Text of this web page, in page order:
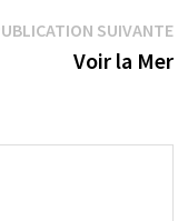
SUIVANTE
Voir la Mer